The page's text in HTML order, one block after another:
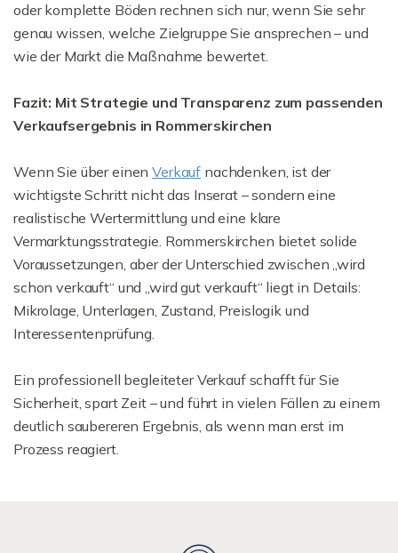
oder komplette Böden rechnen sich nur, wenn Sie sehr
genau wissen, welche Zielgruppe Sie ansprechen – und
wie der Markt die Maßnahme bewertet.
Fazit: Mit Strategie und Transparenz zum passenden
Verkaufsergebnis in Rommerskirchen
Wenn Sie über einenVerkauf nachdenken, ist der
wichtigste Schritt nicht das Inserat – sondern eine
realistische Wertermittlung und eine klare
Vermarktungsstrategie. Rommerskirchen bietet solide
Voraussetzungen, aber der Unterschied zwischen „wird
schon verkauft“ und „wird gut verkauft“ liegt in Details:
Mikrolage, Unterlagen, Zustand, Preislogik und
Interessentenprüfung.
Ein professionell begleiteter Verkauf schafft für Sie
Sicherheit, spart Zeit – und führt in vielen Fällen zu einem
deutlich saubereren Ergebnis, als wenn man erst im
Prozess reagiert.